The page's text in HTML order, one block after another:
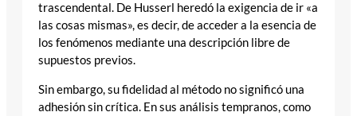
trascendental. De Husserl heredó la exigencia de ir «a
las cosas mismas», es decir, de acceder a la esencia de
los fenómenos mediante una descripción libre de
supuestos previos.
Sin embargo, su fidelidad al método no significó una
adhesión sin crítica. En sus análisis tempranos, como